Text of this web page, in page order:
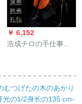
￥ 6,152
浩成チロの手仕事の
の初心者の实木の専
门のチロは3/4をメー
ルで送ってくれて、